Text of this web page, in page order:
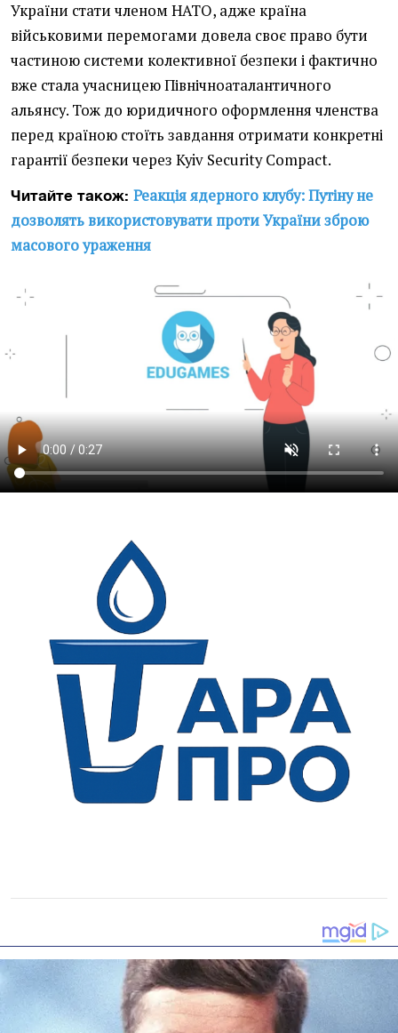
України стати членом НАТО, адже країна
військовими перемогами довела своє право бути
частиною системи колективної безпеки і фактично
вже стала учасницею Північноаталантичного
альянсу. Тож до юридичного оформлення членства
перед країною стоїть завдання отримати конкретні
гарантії безпеки через Kyiv Security Compact.
Читайте також: Реакція ядерного клубу: Путіну не
дозволять використовувати проти України зброю
масового ураження